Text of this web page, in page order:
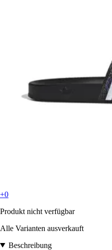
+0
Produkt nicht verfügbar
Alle Varianten ausverkauft
Beschreibung